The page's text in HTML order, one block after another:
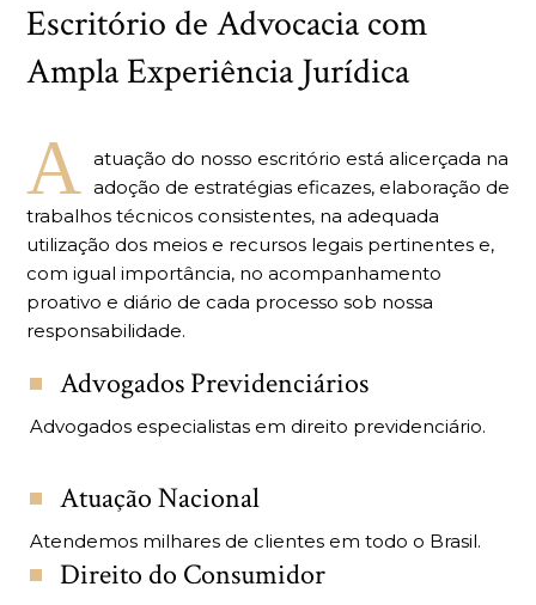
Escritório de Advocacia com
Ampla Experiência Jurídica
A atuação do nosso escritório está alicerçada na
adoção de estratégias eficazes, elaboração de
trabalhos técnicos consistentes, na adequada
utilização dos meios e recursos legais pertinentes e,
com igual importância, no acompanhamento
proativo e diário de cada processo sob nossa
responsabilidade.
Advogados Previdenciários
Advogados especialistas em direito previdenciário.
Atuação Nacional
Atendemos milhares de clientes em todo o Brasil.
Direito do Consumidor